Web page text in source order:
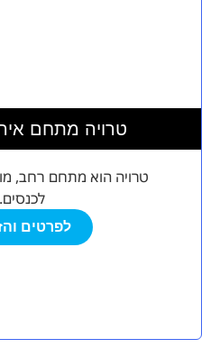
טרויה מתחם
טרויה הוא מתחם רחב,
לפרטים